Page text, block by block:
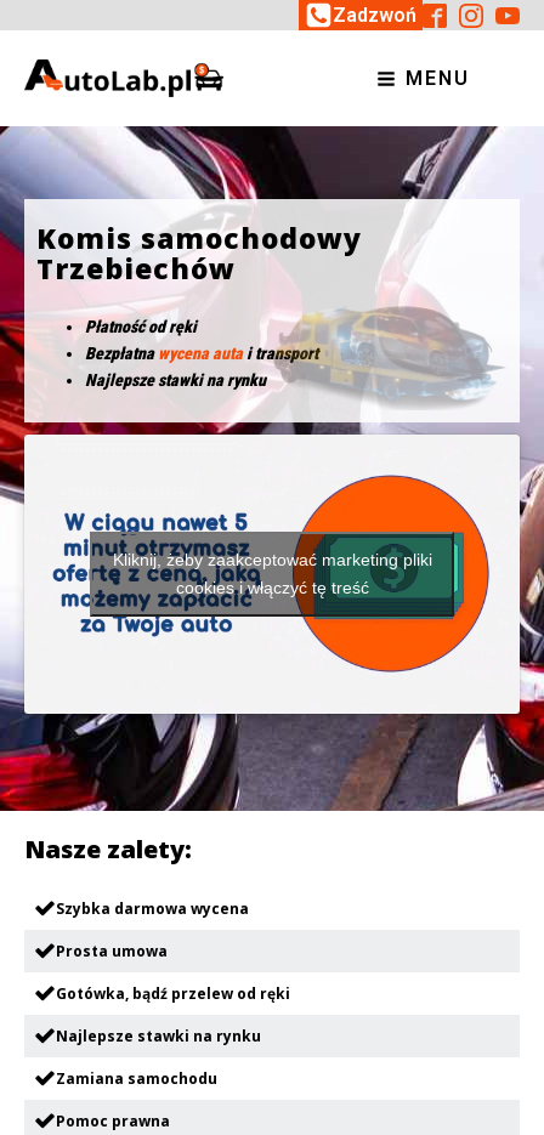
Zadzwoń
MENU
Komis samochodowy
Trzebiechów
Płatność od ręki
Bezpłatnawycena autai transport
Najlepsze stawki na rynku
Kliknij, żeby zaakceptować marketing pliki
cookies i włączyć tę treść
Nasze zalety:
Szybka darmowa wycena
Prosta umowa
Gotówka, bądź przelew od ręki
Najlepsze stawki na rynku
Zamiana samochodu
Pomoc prawna